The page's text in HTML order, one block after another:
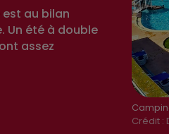
Crédit :
est au bilan
Un été à double
assez